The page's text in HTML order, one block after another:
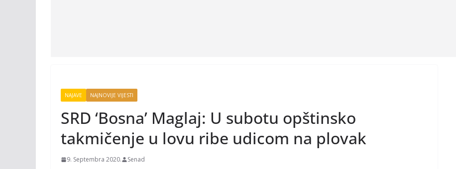
NAJAVE NAJNOVIJE VIJESTI
SRD ‘Bosna’ Maglaj: U subotu opštinsko
takmičenje u lovu ribe udicom na plovak
9. Septembra 2020. Senad